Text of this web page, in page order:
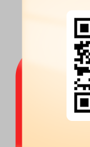
《
2026年06月03日发布